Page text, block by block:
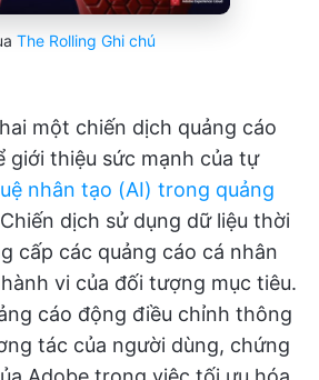
The Rolling Ghi chú
một chiến dịch quảng cáo
giới thiệu sức mạnh của tự
nhân tạo (AI) trong quảng
dịch sử dụng dữ liệu thời
cấp các quảng cáo cá nhân
vi của đối tượng mục tiêu.
cáo động điều chỉnh thông
tác của người dùng, chứng